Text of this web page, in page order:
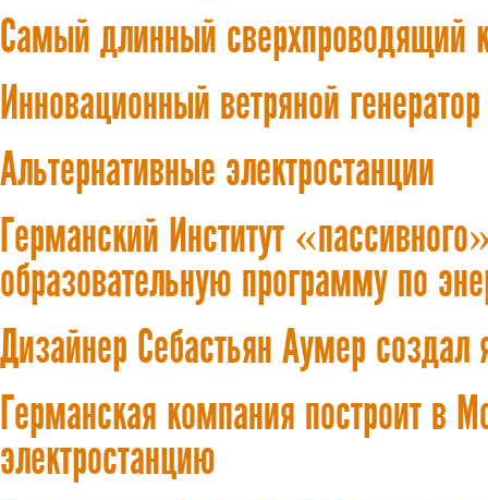
Самый длинный сверхпроводящий
Инновационный ветряной
Альтернативные электростанции
Германский Институт
образовательную программу по
Дизайнер Себастьян Аумер создал
Германская компания построит в
электростанцию